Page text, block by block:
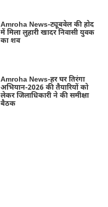
Amroha News-ट्यूबवेल की होद
में मिला लुहारी खादर निवासी युवक
का शव
Amroha News-हर घर तिरंगा
अभियान-2026 की तैयारियों को
लेकर जिलाधिकारी ने की समीक्षा
बैठक